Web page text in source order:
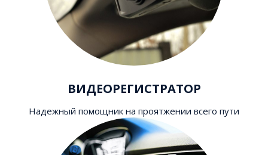
ВИДЕОРЕГИСТРАТОР
Надежный помощник на проятжении всего пути